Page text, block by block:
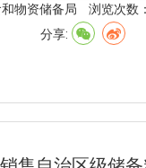
物资储备局
浏览次数
分享: